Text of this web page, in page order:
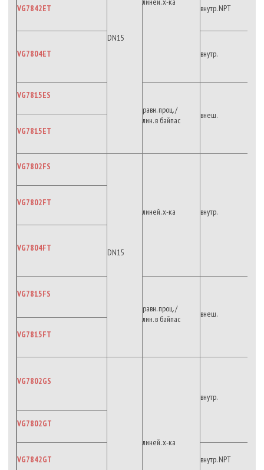
DN15
VG7842ET внутр. NPT
VG7804ET внутр.
VG7815ES
равн. проц. /
лин. в байпас
внеш.
VG7815ET
VG7802FS
DN15
линей. х-ка внутр.
VG7802FT
VG7804FT
VG7815FS
равн. проц. /
лин. в байпас
внеш.
VG7815FT
VG7802GS
линей. х-ка
внутр.
VG7802GT
VG7842GT внутр. NPT